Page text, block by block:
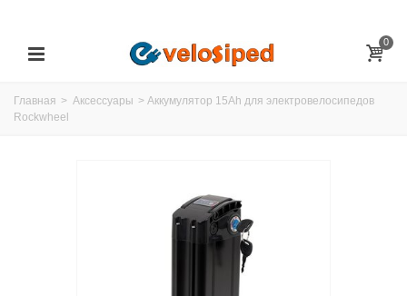
0
Главная > Аксессуары > Аккумулятор 15Ah для электровелосипедов
Rockwheel